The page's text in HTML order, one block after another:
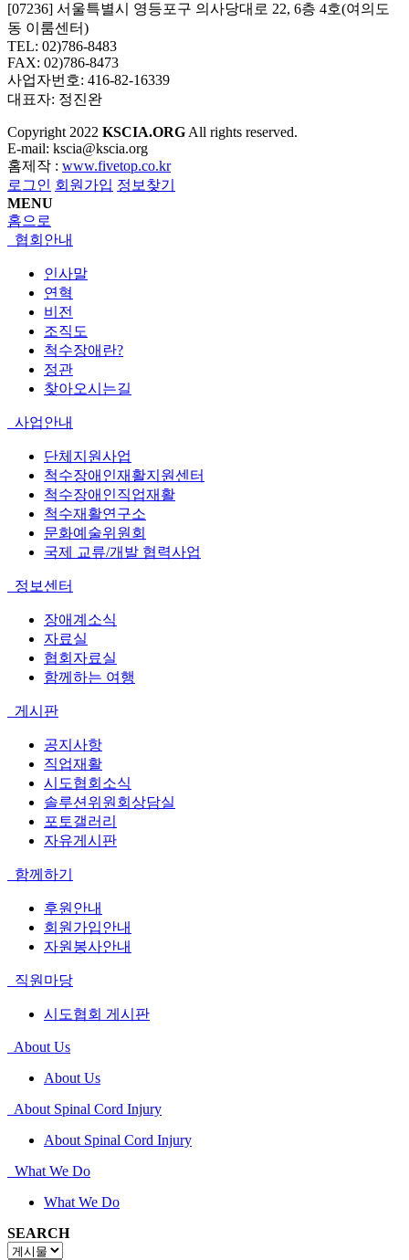
[07236] 서울특별시 영등포구 의사당대로 22, 6층 4호(여의도
동 이룸센터)
TEL: 02)786-8483
FAX: 02)786-8473
사업자번호: 416-82-16339
대표자: 정진완
Copyright 2022 KSCIA.ORG All rights reserved.
E-mail: kscia@kscia.org
홈제작 : www.fivetop.co.kr
로그인 회원가입 정보찾기
MENU
홈으로
협회안내
인사말
연혁
비전
조직도
척수장애란?
정관
찾아오시는길
사업안내
단체지원사업
척수장애인재활지원센터
척수장애인직업재활
척수재활연구소
문화예술위원회
국제 교류/개발 협력사업
정보센터
장애계소식
자료실
협회자료실
함께하는 여행
게시판
공지사항
직업재활
시도협회소식
솔루션위원회상담실
포토갤러리
자유게시판
함께하기
후원안내
회원가입안내
자원봉사안내
직원마당
시도협회 게시판
About Us
About Us
About Spinal Cord Injury
About Spinal Cord Injury
What We Do
What We Do
SEARCH